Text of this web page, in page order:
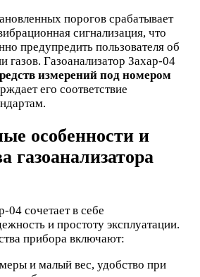
порогов срабатывает
сигнализация, что
предупредить пользователя об
газов. Газоанализатор Захар-04
измерений под номером
его соответствие
особенности и
газоанализатора
04 сочетает в себе
и простоту эксплуатации.
прибора включают:
и малый вес, удобство при